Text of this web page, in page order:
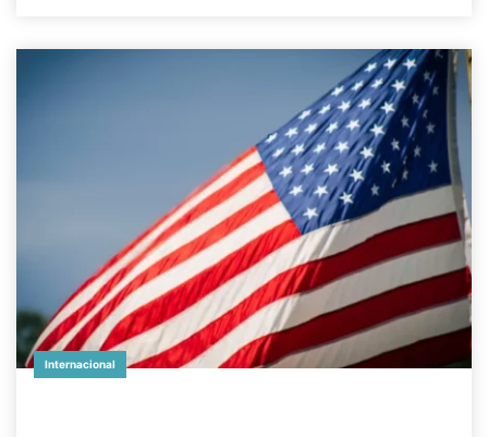
Internacional